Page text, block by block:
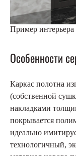
Пример интерьера
Особенности
Каркас полотна
(собственной
накладками
покрывается
идеально
технологичный,